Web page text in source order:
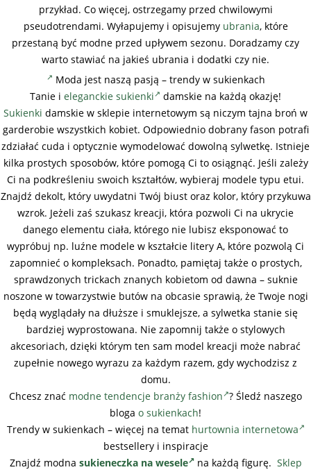
przykład. Co więcej, ostrzegamy przed chwilowymi
pseudotrendami. Wyłapujemy i opisujemy ubrania, które
przestaną być modne przed upływem sezonu. Doradzamy czy
warto stawiać na jakieś ubrania i dodatki czy nie.
Moda jest naszą pasją – trendy w sukienkach
Tanie i eleganckie sukienki
damskie na każdą okazję!
Sukienki damskie w sklepie internetowym są niczym tajna broń w
garderobie wszystkich kobiet. Odpowiednio dobrany fason potrafi
zdziałać cuda i optycznie wymodelować dowolną sylwetkę. Istnieje
kilka prostych sposobów, które pomogą Ci to osiągnąć. Jeśli zależy
Ci na podkreśleniu swoich kształtów, wybieraj modele typu etui.
Znajdź dekolt, który uwydatni Twój biust oraz kolor, który przykuwa
wzrok. Jeżeli zaś szukasz kreacji, która pozwoli Ci na ukrycie
danego elementu ciała, którego nie lubisz eksponować to
wypróbuj np. luźne modele w kształcie litery A, które pozwolą Ci
zapomnieć o kompleksach. Ponadto, pamiętaj także o prostych,
sprawdzonych trickach znanych kobietom od dawna – suknie
noszone w towarzystwie butów na obcasie sprawią, że Twoje nogi
będą wyglądały na dłuższe i smuklejsze, a sylwetka stanie się
bardziej wyprostowana. Nie zapomnij także o stylowych
akcesoriach, dzięki którym ten sam model kreacji może nabrać
zupełnie nowego wyrazu za każdym razem, gdy wychodzisz z
domu.
Chcesz znać modne tendencje branży fashion ? Śledź naszego
bloga o sukienkach!
Trendy w sukienkach – więcej na temat hurtownia internetowa
bestsellery i inspiracje
Znajdź modna sukieneczka na wesele na każdą figurę. Sklep